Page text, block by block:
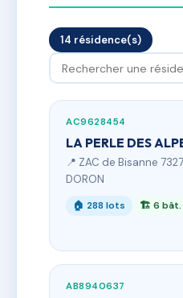
14 résidence(s)
AC9628454
LA PERLE DES
📍 ZAC de Bisanne
DORON
🏠 288 lots 🏗 6 bât.
AB8940637